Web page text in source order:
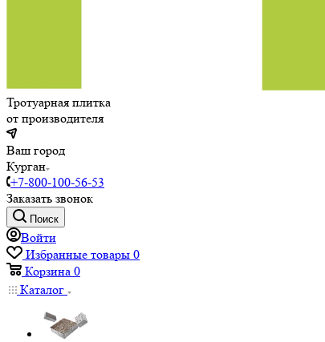
Тротуарная плитка
от производителя
Ваш город
Курган
+7-800-100-56-53
Заказать звонок
Поиск
Войти
Избранные товары 0
Корзина 0
Каталог